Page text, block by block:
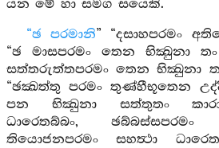
යන මේ හා සමග සයෙකි.
“ඡ පරමානි” “දසාහපරමං
“ඡ මාසපරමං තෙන භික්‍ඛුනා
සත්තරුත්තපරමං තෙන භික්‍ඛුනා
“ඡක්‍ඛත්තු පරමං තුණ්හීභූතෙන
පන භික්‍ඛුනා සත්තුතං
ධාරෙතබ්බං, ඡබ්බස්සපරමං
තියොජනපරමං සහත්‍ථා